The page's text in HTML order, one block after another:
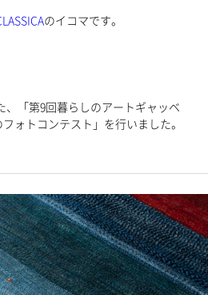
のイコマです。
、「第9回暮らしのアートギャッベ
ォトコンテスト」を行いました。